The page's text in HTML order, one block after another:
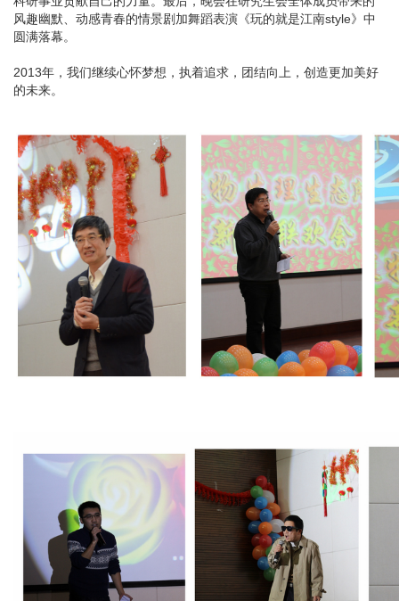
风趣幽默、动感青春的情景剧加舞蹈表演《玩的就是江南style》中
圆满落幕。
2013年，我们继续心怀梦想，执着追求，团结向上，创造更加美好
的未来。